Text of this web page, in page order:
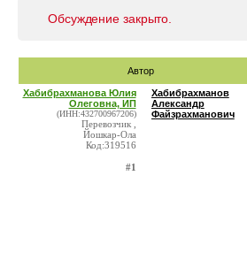
Обсуждение закрыто.
Автор
Хабибрахманова Юлия
Олеговна, ИП
(ИНН:432700967206)
Перевозчик ,
Йошкар-Ола
Код:319516
#1
Хабибрахманов
Александр
Файзрахманович